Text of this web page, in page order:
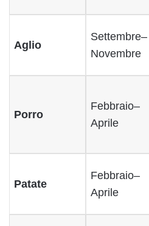
Aglio
Settembre–
Novembre
Porro
Febbraio–
Aprile
Patate
Febbraio–
Aprile